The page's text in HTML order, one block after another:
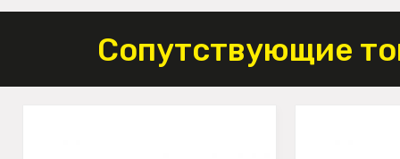
Сопутствующие